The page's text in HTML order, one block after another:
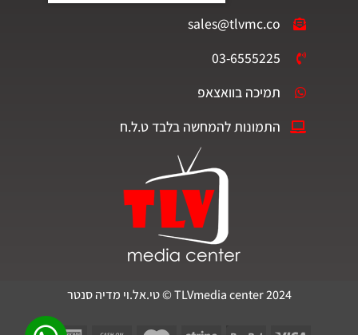
sales@tlvmc.co
03-6555225
תמיכה בוואצאפ
התמונות להמחשה בלבד ט.ל.ח
TLVmedia center 2024 © טי.אל.וי מדיה סנטר